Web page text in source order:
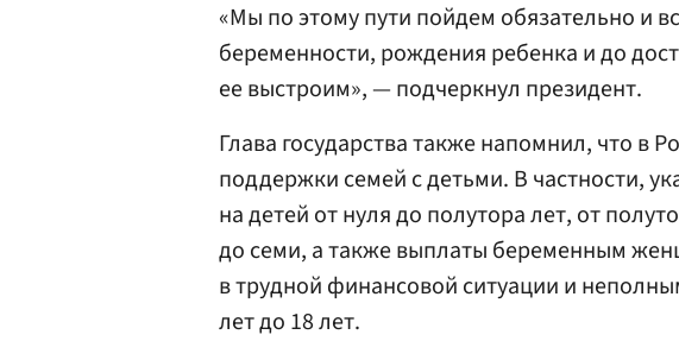
«Мы по этому пути пойдем обязательно и
беременности, рождения ребенка и до
ее выстроим», — подчеркнул президент.
Глава государства также напомнил, что в
поддержки семей с детьми. В частности,
на детей от нуля до полутора лет, от
до семи, а также выплаты беременным
в трудной финансовой ситуации и
лет до 18 лет.